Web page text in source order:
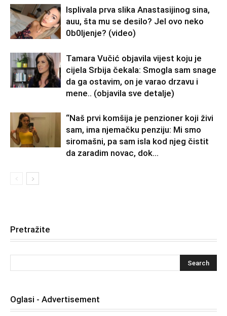
Isplivala prva slika Anastasijinog sina,
auu, šta mu se desilo? Jel ovo neko
0b0Ijenje? (video)
Tamara Vučić objavila vijest koju je
cijela Srbija čekala: Smogla sam snage
da ga ostavim, on je varao drzavu i
mene.. (objavila sve detalje)
“Naš prvi komšija je penzioner koji živi
sam, ima njemačku penziju: Mi smo
siromašni, pa sam isla kod njeg čistit
da zaradim novac, dok...
Pretražite
Oglasi - Advertisement